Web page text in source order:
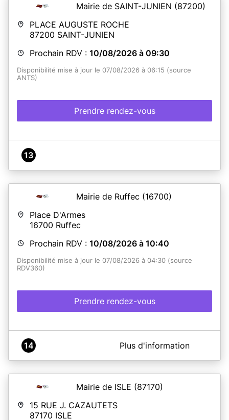
Mairie de SAINT-JUNIEN (87200)
PLACE AUGUSTE ROCHE
87200 SAINT-JUNIEN
Prochain RDV : 10/08/2026 à 09:30
Disponibilité mise à jour le 07/08/2026 à 06:15 (source
ANTS)
Prendre rendez-vous
13
Mairie de Ruffec (16700)
Place D'Armes
16700 Ruffec
Prochain RDV : 10/08/2026 à 10:40
Disponibilité mise à jour le 07/08/2026 à 04:30 (source
RDV360)
Prendre rendez-vous
A propos de Mairie de RUFFEC
samedi du mois uniquement.
En savoir plus
14 Plus d'information
Mairie de ISLE (87170)
15 RUE J. CAZAUTETS
87170 ISLE